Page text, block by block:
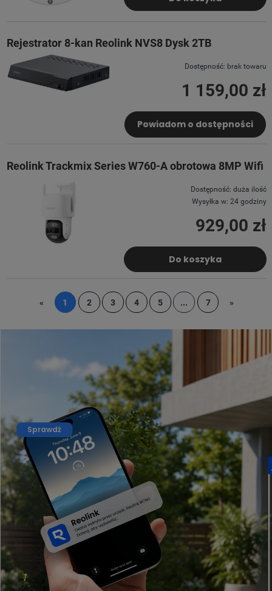
Rejestrator 8-kan Reolink NVS8 Dysk 2TB
Dostępność: brak towaru
1 159,00 zł
Powiadom o dostępności
Reolink Trackmix Series W760-A obrotowa 8MP Wifi
Dostępność: duża ilość
Wysyłka w: 24 godziny
929,00 zł
Do koszyka
« 1 2 3 4 5 ... 7 »
Sprawdź